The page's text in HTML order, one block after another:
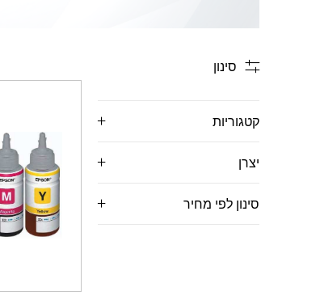
סינון
קטגוריות
יצרן
סינון לפי מחיר